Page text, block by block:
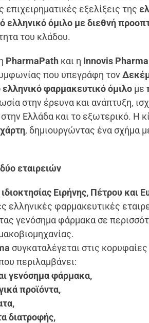
επιχειρηματικές εξελίξεις της
ελληνικό όμιλο με διεθνή
του κλάδου.
PharmaPath και η Innovis Pharma
που υπεγράφη τον
φαρμακευτικό όμιλο με
στην έρευνα και ανάπτυξη,
Ελλάδα και το εξωτερικό. Η
, δημιουργώντας ένα σχήμα
εταιρειών
Ειρήνης, Πέτρου και
ελληνικές φαρμακευτικές
γενόσημα φάρμακα σε
συγκαταλέγεται στις
περιλαμβάνει:
γενόσημα φάρμακα,
προϊόντα,
διατροφής,